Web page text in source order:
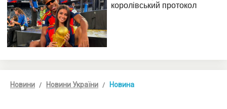
Новини Новини України Новина